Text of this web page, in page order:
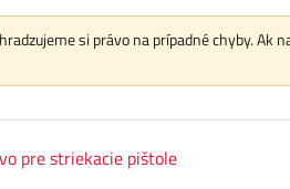
si právo na prípadné chyby. Ak
pre striekacie pištole